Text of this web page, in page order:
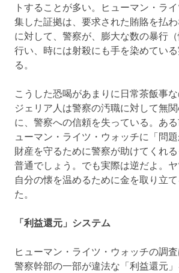
トすることが多い。ヒューマン・ラ
集した証拠は、要求された賄賂を払
に対して、警察が、膨大な数の暴行
行い、時には射殺にも手を染めてい
る。
こうした恐喝があまりに日常茶飯事
ジェリア人は警察の汚職に対して無
に、警察への信頼を失っている。あ
ューマン・ライツ・ウォッチに「問
財産を守るために警察が助けてくれ
普通でしょう。でも実際は逆だよ。ヤ
自分の懐を温めるために金を取り立
た。
「利益還元」システム
ヒューマン・ライツ・ウォッチの調
警察幹部の一部が違法な「利益還元